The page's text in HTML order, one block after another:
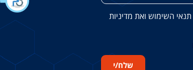
תנאי השימוש ואת מדיניות
שלח/י